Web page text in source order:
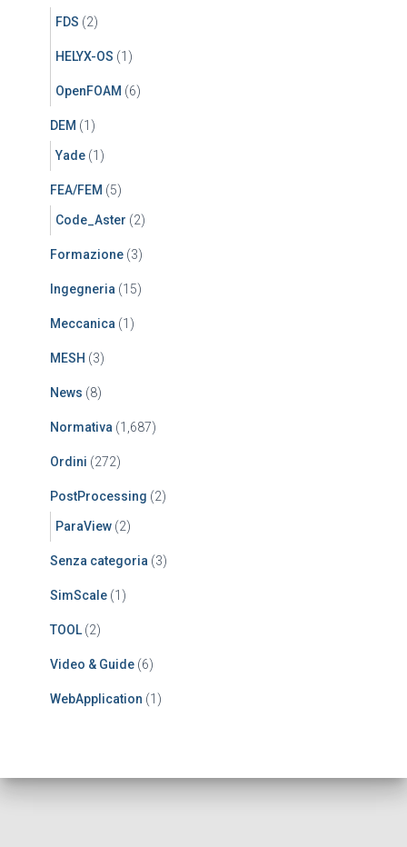
FDS (2)
HELYX-OS (1)
OpenFOAM (6)
DEM (1)
Yade (1)
FEA/FEM (5)
Code_Aster (2)
Formazione (3)
Ingegneria (15)
Meccanica (1)
MESH (3)
News (8)
Normativa (1,687)
Ordini (272)
PostProcessing (2)
ParaView (2)
Senza categoria (3)
SimScale (1)
TOOL (2)
Video & Guide (6)
WebApplication (1)